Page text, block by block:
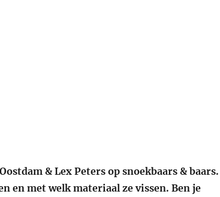
& Lex Peters op snoekbaars & baars.
en met welk materiaal ze vissen. Ben je